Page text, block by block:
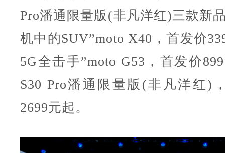
Pro潘通限量版(非凡洋红)三款新
机中的SUV”moto X40，首发价
5G全击手”moto G53，首发价
S30 Pro潘通限量版(非凡洋红)
2699元起。